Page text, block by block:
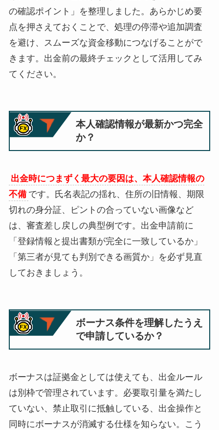
の確認ポイント」を整理しました。あらかじめ要
点を押さえておくことで、処理の停滞や追加調査
を避け、スムーズな資金移動につなげることがで
きます。出金前の最終チェックとして活用してみ
てください。
本人確認情報が最新かつ完全
か？
出金時につまずく最大の要因は、本人確認情報の
不備 です。氏名表記の揺れ、住所の旧情報、期限
切れの身分証、ピントの合っていない画像など
は、審査差し戻しの典型例です。出金申請前に
「登録情報と提出書類が完全に一致しているか」
「第三者が見ても判別できる画質か」を必ず見直
しておきましょう。
ボーナス条件を理解したうえ
で申請しているか？
ボーナスは証拠金としては使えても、出金ルール
は別枠で管理されています。必要取引量を満たし
ていない、禁止取引に抵触している、出金操作と
同時にボーナスが消滅する仕様を知らない。こう